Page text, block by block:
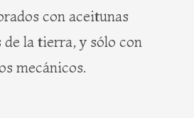
con aceitunas
de la tierra, y sólo con
mecánicos.